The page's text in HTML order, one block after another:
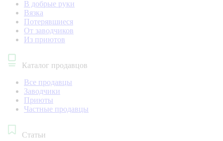
В добрые руки
Вязка
Потерявшиеся
От заводчиков
Из приютов
Каталог продавцов
Все продавцы
Заводчики
Приюты
Частные продавцы
Статьи